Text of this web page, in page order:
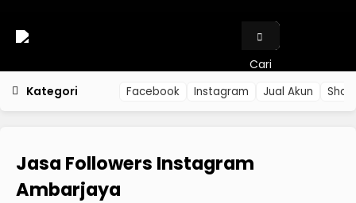
Cari
Kategori
Facebook Instagram Jual Akun
Jasa Followers Instagram
Ambarjaya